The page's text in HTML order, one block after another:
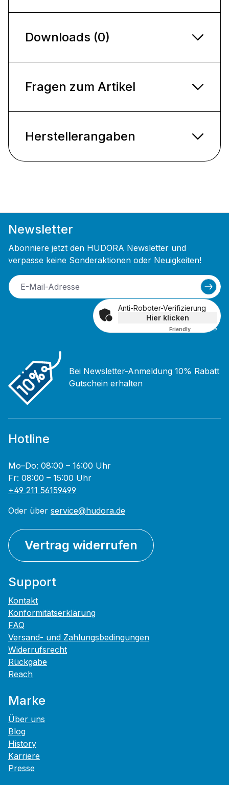
Downloads (0)
Fragen zum Artikel
Herstellerangaben
Newsletter
Abonniere jetzt den HUDORA Newsletter und
verpasse keine Sonderaktionen oder Neuigkeiten!
Anti-Roboter-Verifizierung
Hier klicken
Friendly Captcha ⇗
Bei Newsletter-Anmeldung 10% Rabatt
Gutschein erhalten
Hotline
Mo–Do: 08:00 – 16:00 Uhr
Fr: 08:00 – 15:00 Uhr
+49 211 56159499
Oder über service@hudora.de
Vertrag widerrufen
Support
Kontakt
Konformitätserklärung
FAQ
Versand- und Zahlungsbedingungen
Widerrufsrecht
Rückgabe
Reach
Marke
Über uns
Blog
History
Karriere
Presse